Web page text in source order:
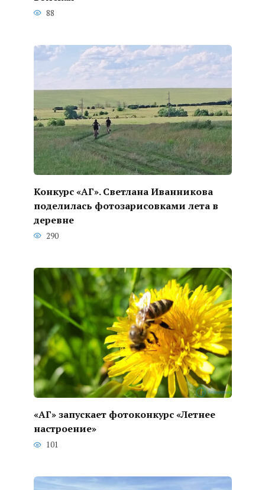
88
Конкурс «АГ». Светлана Иванникова
поделилась фотозарисовками лета в
деревне
290
«АГ» запускает фотоконкурс «Летнее
настроение»
101